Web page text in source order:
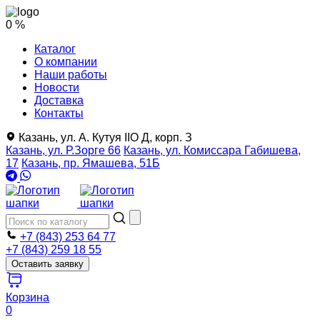
0 %
Каталог
О компании
Наши работы
Новости
Доставка
Контакты
Казань, ул. А. Кутуя IIO Д, корп. З
Казань, ул. Р.Зорге 66 Казань, ул. Комиссара Габишева,
17 Казань, пр. Ямашева, 51Б
+7 (843) 253 64 77
+7 (843) 259 18 55
Оставить заявку
Корзина
0